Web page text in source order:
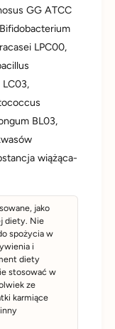
GG ATCC
LPC00,
BL03,
wiążąca-
jako
diety. Nie
spożycia w
i
diety
stosować w
ze
karmiące